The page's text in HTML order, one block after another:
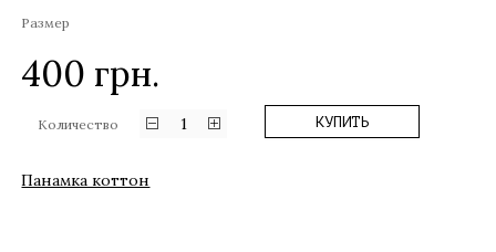
Размер
400 грн.
Количество 1 КУПИТЬ
Панамка коттон